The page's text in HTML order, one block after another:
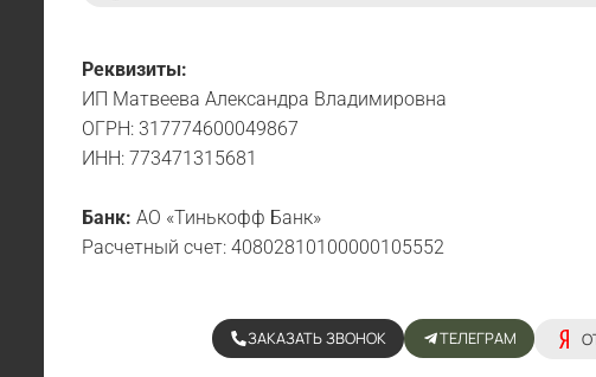
Реквизиты:
ИП Матвеева Александра Владимировна
ОГРН: 317774600049867
ИНН: 773471315681
Банк: АО «Тинькофф Банк»
Расчетный счет: 40802810100000105552
ТЕЛЕГРАМ
ЗАКАЗАТЬ ЗВОНОК